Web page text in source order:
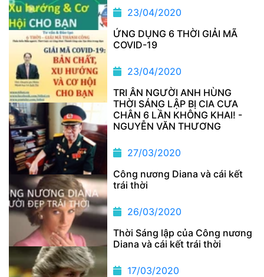
23/04/2020
ỨNG DỤNG 6 THỜI GIẢI MÃ
COVID-19
23/04/2020
TRI ÂN NGƯỜI ANH HÙNG
THỜI SÁNG LẬP BỊ CIA CƯA
CHÂN 6 LẦN KHÔNG KHAI! -
NGUYỄN VĂN THƯƠNG
27/03/2020
Công nương Diana và cái kết
trái thời
26/03/2020
Thời Sáng lập của Công nương
Diana và cái kết trái thời
17/03/2020